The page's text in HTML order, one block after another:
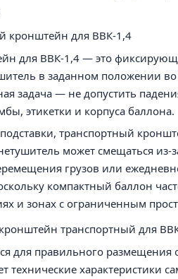
кронштейн для ВВК-1,4
для ВВК-1,4 — это
в заданном положении
задача — не допустить
этикетки и корпуса баллона.
транспортный
может смещаться
грузов или
компактный баллон
и зонах с ограниченным
кронштейн транспортный для
для правильного размещения
технические характеристики